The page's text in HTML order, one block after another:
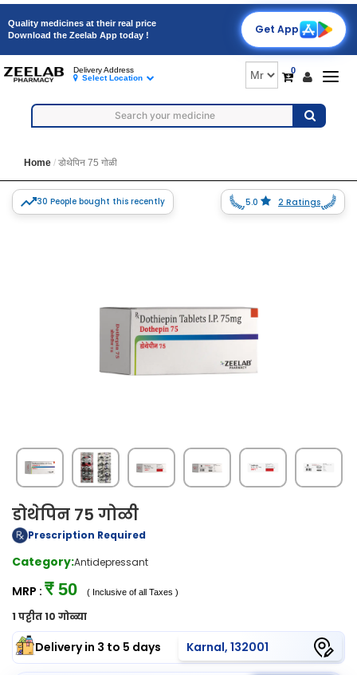
Quality medicines at their real price
Download the Zeelab App today !
Get App
0
Delivery Address
Select Location
Home डोथेपिन 75 गोळी
30 People bought this recently 5.0 2 Ratings
डोथेपिन 75 गोळी
Prescription Required
Category:Antidepressant
MRP : ₹ 50 ( Inclusive of all Taxes )
1 पट्टीत 10 गोळ्या
Delivery in 3 to 5 days Karnal, 132001